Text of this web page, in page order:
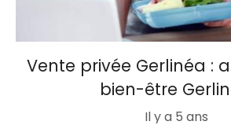
Vente privée Gerlinéa :
bien-être
Il y a 5 ans